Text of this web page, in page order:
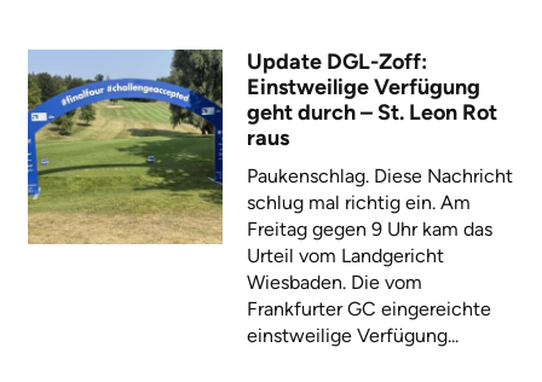
Update DGL-Zoff:
Einstweilige Verfügung
geht durch – St. Leon Rot
raus
Paukenschlag. Diese Nachricht
schlug mal richtig ein. Am
Freitag gegen 9 Uhr kam das
Urteil vom Landgericht
Wiesbaden. Die vom
Frankfurter GC eingereichte
einstweilige Verfügung...